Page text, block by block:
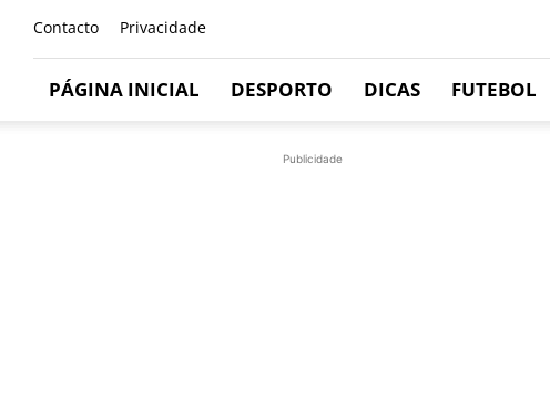
Contacto Privacidade
PÁGINA INICIAL DESPORTO DICAS FUTEBOL
Publicidade